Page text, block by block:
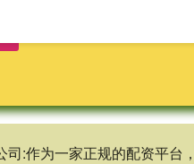
:作为一家正规的配资平